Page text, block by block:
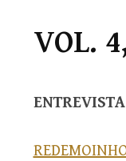
VOL.
ENTREVISTA